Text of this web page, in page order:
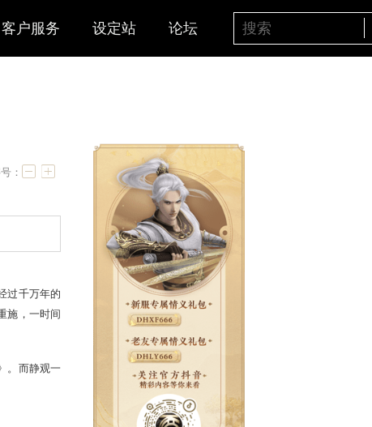
客户服务 设定站 论坛
字号：
中岁月长。这说谎精经过千万年的
挣脱了桎梏后又故技重施，一时间